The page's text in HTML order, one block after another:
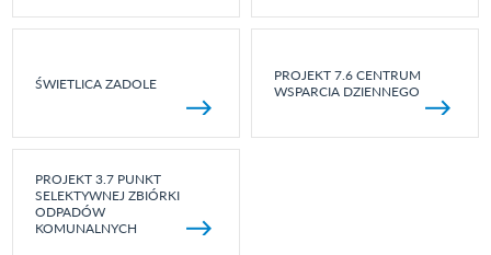
ŚWIETLICA ZADOLE
PROJEKT 7.6 CENTRUM
WSPARCIA DZIENNEGO
PROJEKT 3.7 PUNKT
SELEKTYWNEJ ZBIÓRKI
ODPADÓW
KOMUNALNYCH